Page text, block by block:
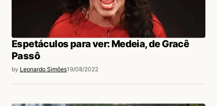
Espetáculos para ver: Medeia, de Gracê
Passô
by Leonardo Simões19/08/2022